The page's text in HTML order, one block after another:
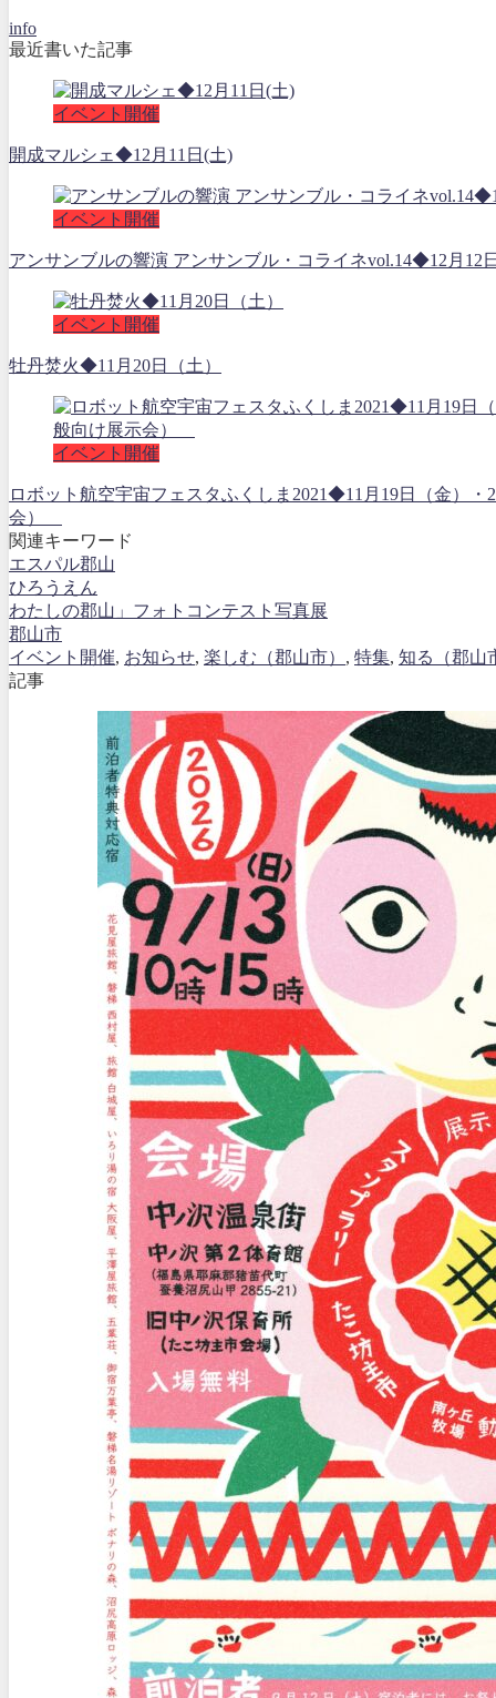
info
最近書いた記事
イベント開催
開成マルシェ◆12月11日(土)
イベント開催
アンサンブルの響演 アンサンブル・コライネvol.14◆12月12
イベント開催
牡丹焚火◆11月20日（土）
イベント開催
ロボット航空宇宙フェスタふくしま2021◆11月19日（金）
会）
関連キーワード
エスパル郡山
ひろうえん
わたしの郡山」フォトコンテスト写真展
郡山市
イベント開催, お知らせ, 楽しむ（郡山市） , 特集, 知る（郡山
記事